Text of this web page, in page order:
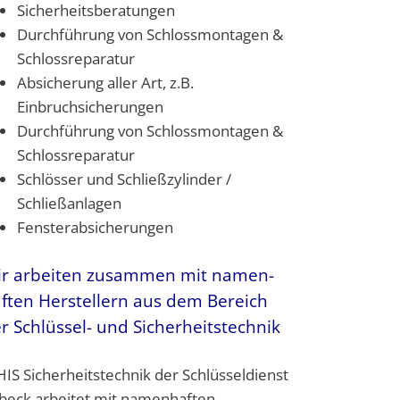
Sicherheitsberatungen
Durchführung von Schlossmontagen &
Schlossreparatur
Absicherung aller Art, z.B.
Einbruchsicherungen
Durchführung von Schlossmontagen &
Schlossreparatur
Schlösser und Schließzylinder /
Schließanlagen
Fensterabsicherungen
arbeiten zusammen mit namen­
Herstellern aus dem Bereich
Schlüssel- und Sicherheitstechnik